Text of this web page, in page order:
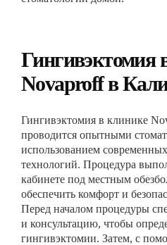
Гингивэктомия
Novaproff в
Гингивэктомия в клинике
проводится опытными
использованием
технологий. Процедура
кабинете под местным
обеспечить комфорт и
Перед началом процедуры
и консультацию, чтобы
гингивэктомии. Затем, с